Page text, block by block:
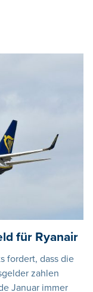
für Ryanair
fordert, dass die
zahlen
Januar immer